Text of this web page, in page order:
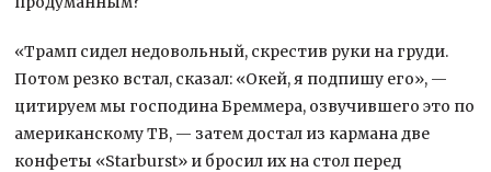
«Трамп сидел недовольный, скрестив руки на груди.
Потом резко встал, сказал: «Окей, я подпишу его», —
цитируем мы господина Бреммера, озвучившего это по
американскому ТВ, — затем достал из кармана две
конфеты «Starburst» и бросил их на стол перед